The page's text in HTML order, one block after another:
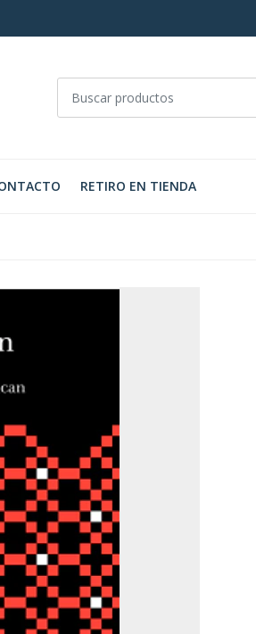
RETIRO EN TIENDA